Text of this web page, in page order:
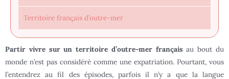
Territoire français d’outre-mer
Partir vivre sur un territoire d’outre-mer français au bout du
monde n’est pas considéré comme une expatriation. Pourtant, vous
l’entendrez au fil des épisodes, parfois il n’y a que la langue